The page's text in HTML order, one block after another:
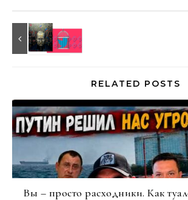
RELATED POSTS
Вы – просто расходники. Как